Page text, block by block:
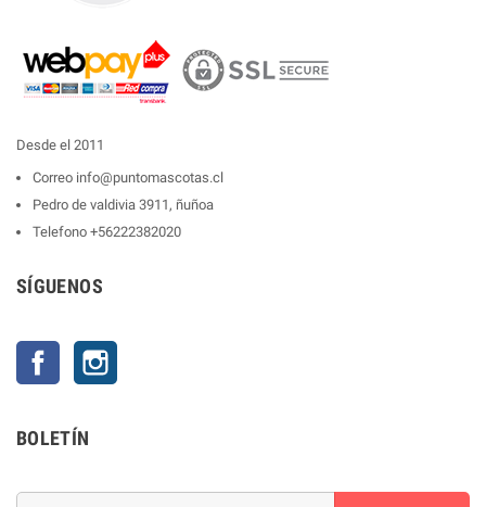
Desde el 2011
Correo info@puntomascotas.cl
Pedro de valdivia 3911, ñuñoa
Telefono +56222382020
SÍGUENOS
Facebook
BOLETÍN